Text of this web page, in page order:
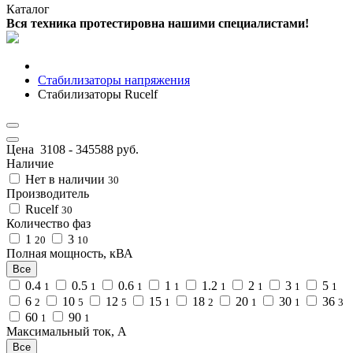
Каталог
Вся техника протестировна нашими специалистами!
Стабилизаторы напряжения
Стабилизаторы Rucelf
Цена 3108 - 345588 руб.
Наличие
Нет в наличии 30
Производитель
Rucelf 30
Количество фаз
1 20 3 10
Полная мощность, кВА
Все
0.4 1 0.5 1 0.6 1 1 1 1.2 1 2 1 3 1 5 1
6 2 10 5 12 5 15 1 18 2 20 1 30 1 36 3
60 1 90 1
Максимальный ток, А
Все